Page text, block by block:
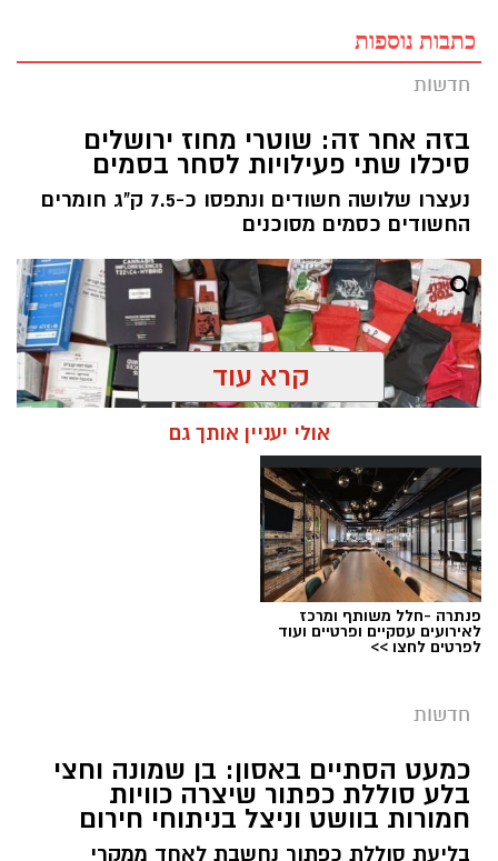
כתבות נוספות
חדשות
בזה אחר זה: שוטרי מחוז ירושלים
סיכלו שתי פעילויות לסחר בסמים
נעצרו שלושה חשודים ונתפסו כ-7.5 ק"ג חומרים
החשודים כסמים מסוכנים
צילום: דוברות המשטרה
מערכת ירושלים נט / 09:11 06.08.26
הסמים המסוכנים, בוצעו בימים האחרונים שתי
פעילויות ממוקדות, שהובילו למעצר של שלושה
קרא עוד
אולי יעניין אותך גם
פנתרה -חלל משותף ומרכז
לאירועים עסקיים ופרטיים ועוד
לפרטים לחצו >>
חדשות
כמעט הסתיים באסון: בן שמונה וחצי
בלע סוללת כפתור שיצרה כוויות
חמורות בוושט וניצל בניתוחי חירום
בליעת סוללת כפתור נחשבת לאחד ממקרי